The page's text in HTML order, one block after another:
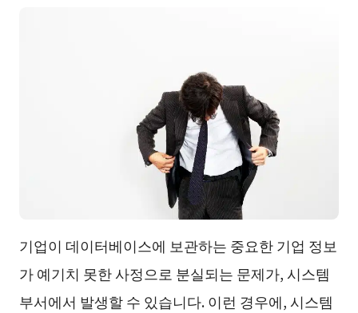
기업이 데이터베이스에 보관하는 중요한 기업 정보
가 예기치 못한 사정으로 분실되는 문제가, 시스템
부서에서 발생할 수 있습니다. 이런 경우에, 시스템